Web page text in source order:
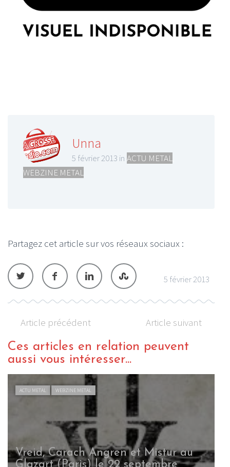
Unna
5 février 2013 in ACTU METAL
WEBZINE METAL
Partagez cet article sur vos réseaux sociaux :
5 février 2013
Article précédent Article suivant
Ces articles en relation peuvent
aussi vous intéresser...
CHRONIQUE METAL WEBZINE METAL